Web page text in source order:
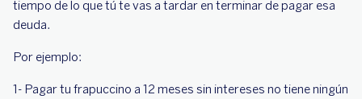
tiempo de lo que tú te vas a tardar en terminar de pagar esa
deuda.
Por ejemplo:
1- Pagar tu frapuccino a 12 meses sin intereses no tiene ningún